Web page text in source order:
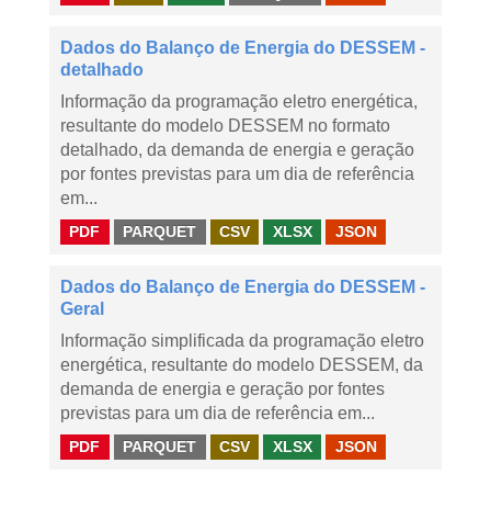
Dados do Balanço de Energia do DESSEM -
detalhado
Informação da programação eletro energética,
resultante do modelo DESSEM no formato
detalhado, da demanda de energia e geração
por fontes previstas para um dia de referência
em...
PDF PARQUET CSV XLSX JSON
Dados do Balanço de Energia do DESSEM -
Geral
Informação simplificada da programação eletro
energética, resultante do modelo DESSEM, da
demanda de energia e geração por fontes
previstas para um dia de referência em...
PDF PARQUET CSV XLSX JSON